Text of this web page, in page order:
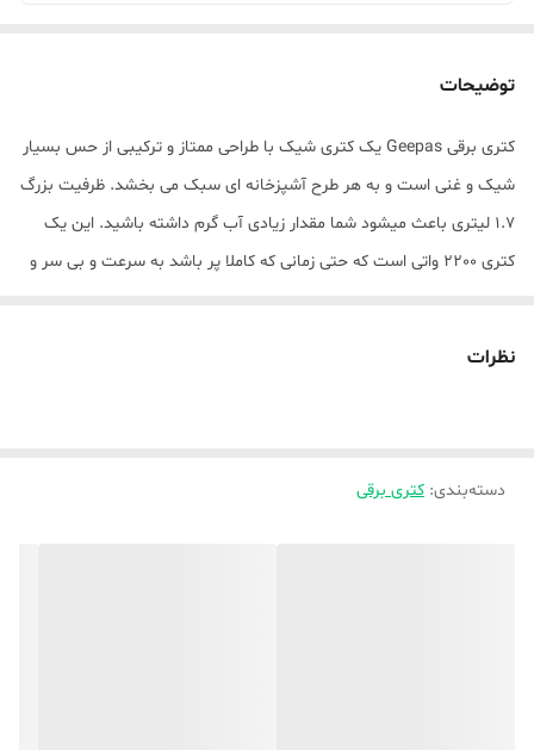
توضیحات
کتری برقی Geepas یک کتری شیک با طراحی ممتاز و ترکیبی از حس بسیار
شیک و غنی است و به هر طرح آشپزخانه ای سبک می بخشد. ظرفیت بزرگ
1.7 لیتری باعث میشود شما مقدار زیادی آب گرم داشته باشید. این یک
کتری 2200 واتی است که حتی زمانی که کاملا پر باشد به سرعت و بی سر و
نظرات
دسته‌بندی: کتری برقی